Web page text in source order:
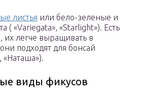
листья или бело-зеленые и
( «Variegata», «Starlight»). Есть
их легче выращивать в
подходят для бонсай
«Наташа»).
виды фикусов